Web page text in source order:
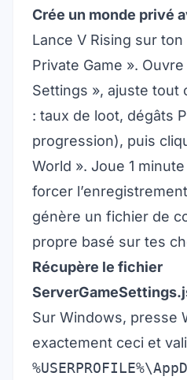
Crée un monde privé
Lance V Rising sur
Private Game ».
Settings », ajuste tout
: taux de loot, dégâts
progression), puis
World ». Joue 1
forcer
génère un fichier de
propre basé sur tes
Récupère le fichier
Sur Windows, presse
exactement ceci et